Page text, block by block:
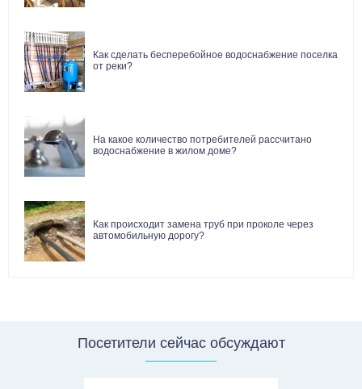
Как сделать бесперебойное водоснабжение поселка
от реки?
На какое количество потребителей рассчитано
водоснабжение в жилом доме?
Как происходит замена труб при проколе через
автомобильную дорогу?
Посетители сейчас обсуждают